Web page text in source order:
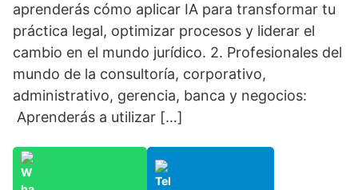
aprenderás cómo aplicar IA para transformar tu
práctica legal, optimizar procesos y liderar el
cambio en el mundo jurídico. 2. Profesionales del
mundo de la consultoría, corporativo,
administrativo, gerencia, banca y negocios:
Aprenderás a utilizar […]